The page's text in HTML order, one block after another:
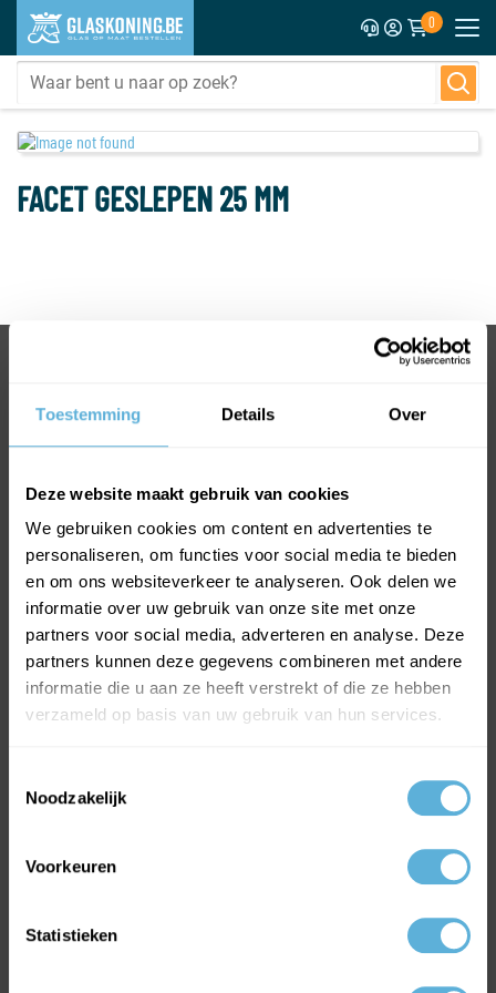
Toestemming Details Over
Deze website maakt gebruik van cookies
We gebruiken cookies om content en advertenties te
personaliseren, om functies voor social media te bieden
en om ons websiteverkeer te analyseren. Ook delen we
informatie over uw gebruik van onze site met onze
partners voor social media, adverteren en analyse. Deze
partners kunnen deze gegevens combineren met andere
informatie die u aan ze heeft verstrekt of die ze hebben
verzameld op basis van uw gebruik van hun services.
Noodzakelijk
Voorkeuren
Statistieken
0
FACET GESLEPEN 25 MM
VOOR INFORMATIE OF VRAGEN
MEEST VERKOCHTE GLAS
HR++ isolatieglas
Gehard glas
Instagram
Inbraakwerend glas